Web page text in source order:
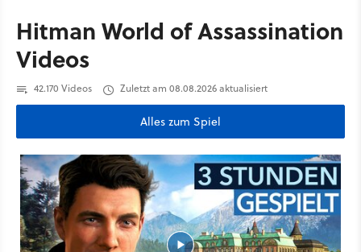
Hitman World of Assassination
Videos
42.170 Videos Zuletzt am 08.08.2026 aktualisiert
Alles zum Spiel